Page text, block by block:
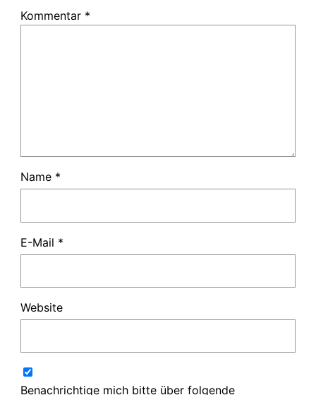
Kommentar *
Name *
E-Mail *
Website
Benachrichtige mich bitte über folgende